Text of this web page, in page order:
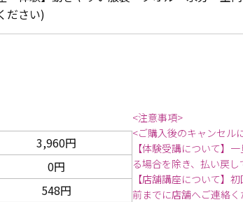
ださい)
3,960円
0円
548円
<注意事項>
<ご購入後のキャンセル
【体験受講について】
る場合を除き、払い戻し
【店舗講座について】
前までに店舗へご連絡く